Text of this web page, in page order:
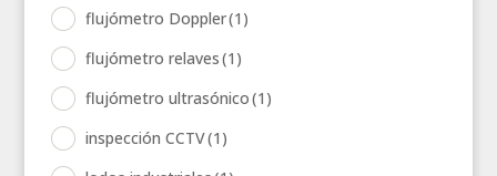
flujómetro Doppler(1)
flujómetro relaves(1)
flujómetro ultrasónico(1)
inspección CCTV(1)